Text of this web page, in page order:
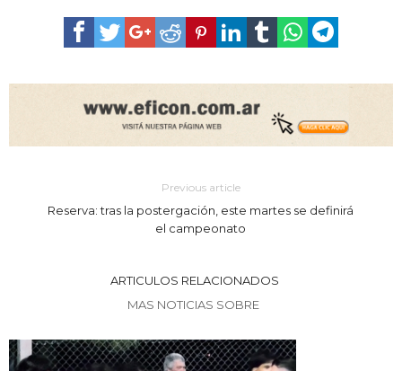
Previous article
Reserva: tras la postergación, este martes se definirá
el campeonato
ARTICULOS RELACIONADOS
MAS NOTICIAS SOBRE